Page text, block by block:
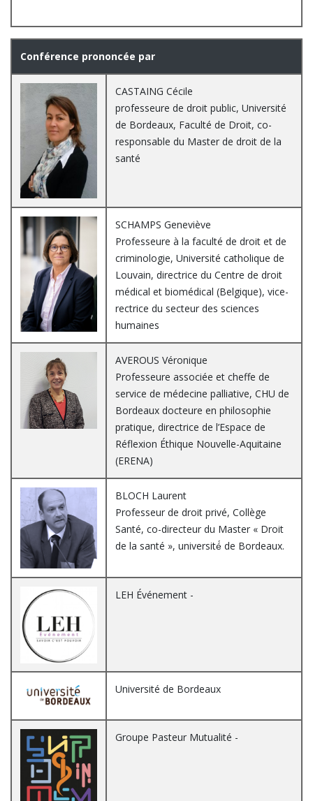
Conférence prononcée par
CASTAING Cécile
professeure de droit public, Université
de Bordeaux, Faculté de Droit, co-
responsable du Master de droit de la
santé
SCHAMPS Geneviève
Professeure à la faculté de droit et de
criminologie, Université catholique de
Louvain, directrice du Centre de droit
médical et biomédical (Belgique), vice-
rectrice du secteur des sciences
humaines
AVEROUS Véronique
Professeure associée et cheffe de
service de médecine palliative, CHU de
Bordeaux docteure en philosophie
pratique, directrice de l’Espace de
Réflexion Éthique Nouvelle-Aquitaine
(ERENA)
BLOCH Laurent
Professeur de droit privé, Collège
Santé, co-directeur du Master « Droit
de la santé », université́ de Bordeaux.
LEH Événement -
Université de Bordeaux
Groupe Pasteur Mutualité -